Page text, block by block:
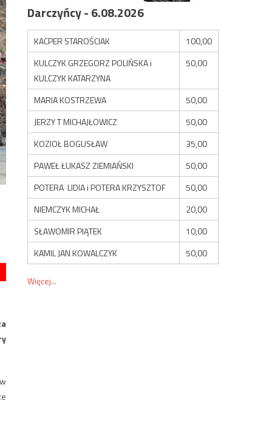
Darczyńcy - 6.08.2026
KACPER STAROŚCIAK
100,00
KULCZYK GRZEGORZ POLIŃSKA i
KULCZYK KATARZYNA
50,00
MARIA KOSTRZEWA
50,00
JERZY T MICHAJŁOWICZ
50,00
KOZIOŁ BOGUSŁAW
35,00
PAWEŁ ŁUKASZ ZIEMIAŃSKI
50,00
POTERA LIDIA i POTERA KRZYSZTOF
50,00
NIEMCZYK MICHAŁ
20,00
SŁAWOMIR PIĄTEK
10,00
KAMIL JAN KOWALCZYK
50,00
Więcej...